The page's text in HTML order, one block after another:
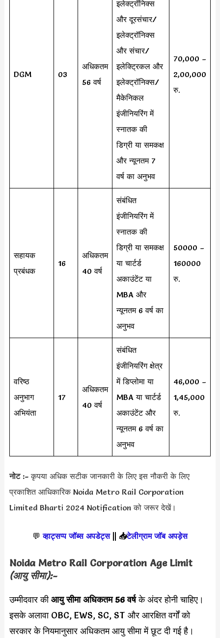
DGM 03
अधिकतम
56 वर्ष
इलेक्ट्रॉनिक्स
और दूरसंचार/
इलेक्ट्रॉनिक्स
और संचार/
इलेक्ट्रिकल और
इलेक्ट्रॉनिक्स/
मैकेनिकल
इंजीनियरिंग में
स्नातक की
डिग्री या समकक्ष
और न्यूनतम 7
वर्ष का अनुभव
70,000 –
2,00,000
रु.
सहायक
प्रबंधक
16
अधिकतम
40 वर्ष
संबंधित
इंजीनियरिंग में
स्नातक की
डिग्री या समकक्ष
या चार्टर्ड
अकाउंटेंट या
MBA और
न्यूनतम 6 वर्ष का
अनुभव
50000 –
160000
रु.
वरिष्ठ
अनुभाग
अभियंता
17
अधिकतम
40 वर्ष
संबंधित
इंजीनियरिंग क्षेत्र
में डिप्लोमा या
MBA या चार्टर्ड
अकाउंटेंट और
न्यूनतम 6 वर्ष का
अनुभव
46,000 –
1,45,000
रु.
नोट :-कृपया अधिक सटीक जानकारी के लिए इस नौकरी के लिए
प्रकाशित आधिकारिक Noida Metro Rail Corporation
Limited Bharti 2024 Notification को जरूर देखें।
💬 व्हाट्सप्प जॉब्स अपडेट्स|| 📥टेलीग्राम जॉब अपड़ेस
Noida Metro Rail Corporation Age Limit
(आयु सीमा):-
उम्मीदवार कीआयु सीमा अधिकतम 56 वर्षके अंदर होनी चाहिए।
इसके अलावा OBC, EWS, SC, ST और आरक्षित वर्गों को
सरकार के नियमानुसार अधिकतम आयु सीमा में छूट दी गई है।